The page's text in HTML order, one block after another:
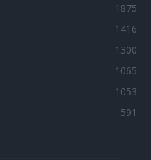
1875
1416
1300
1065
1053
591